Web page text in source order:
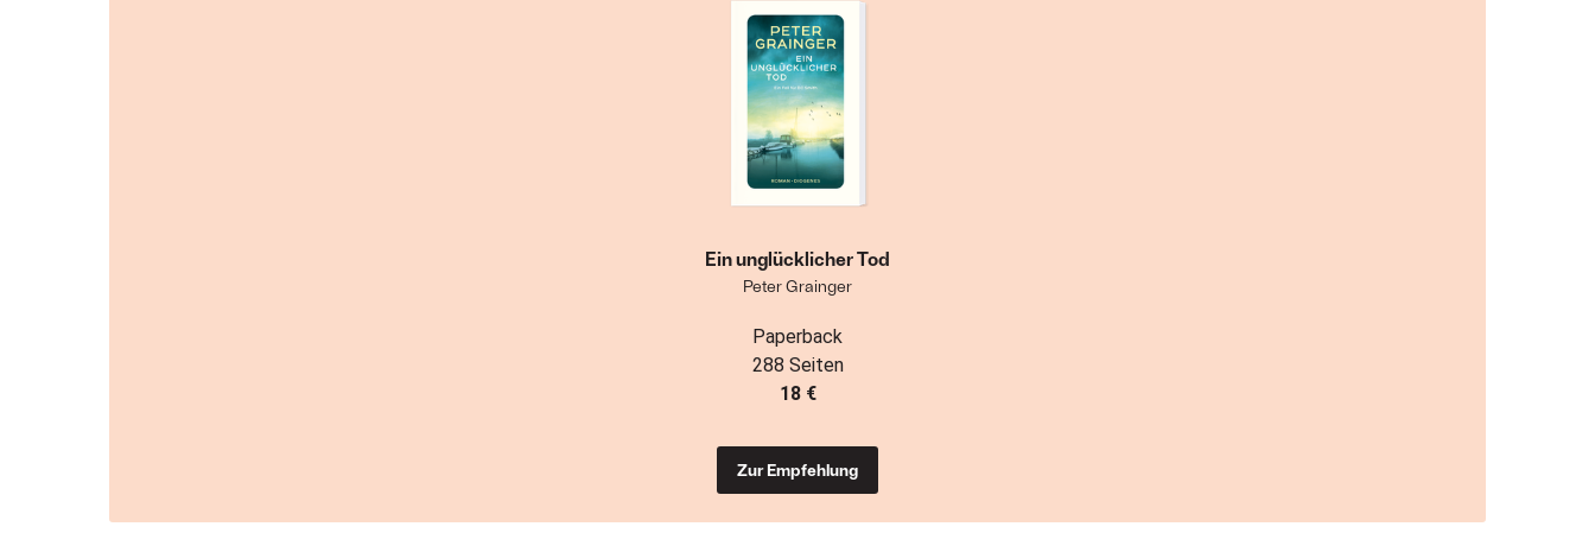
Ein unglücklicher Tod
Peter Grainger
Paperback
288 Seiten
18 €
Zur Empfehlung